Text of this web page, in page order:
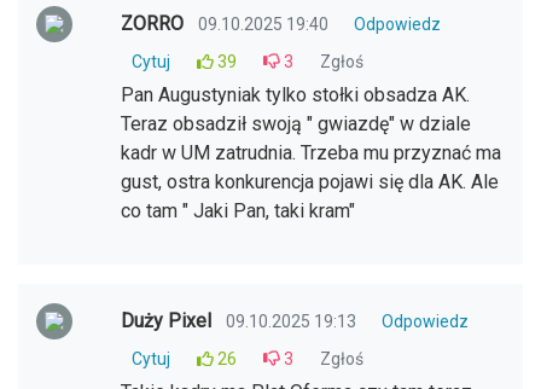
ZORRO 09.10.2025 19:40
Odpowiedz
Cytuj
39 3 Zgłoś
Pan Augustyniak tylko stołki obsadza AK.
Teraz obsadził swoją " gwiazdę" w dziale
kadr w UM zatrudnia. Trzeba mu przyznać ma
gust, ostra konkurencja pojawi się dla AK. Ale
co tam " Jaki Pan, taki kram"
Duży Pixel 09.10.2025 19:13
Odpowiedz
Cytuj
26 3 Zgłoś